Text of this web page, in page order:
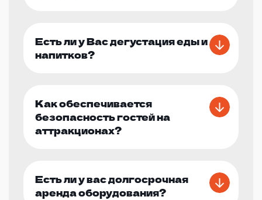
Есть ли у Вас дегустация еды и
напитков?
Как обеспечивается
безопасность гостей на
аттракционах?
Есть ли у вас долгосрочная
аренда оборудования?